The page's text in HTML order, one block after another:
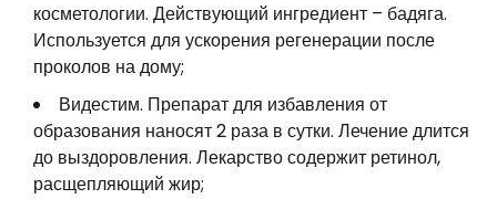
косметологии. Действующий ингредиент – бадяга.
Используется для ускорения регенерации после
проколов на дому;
Видестим. Препарат для избавления от
образования наносят 2 раза в сутки. Лечение длится
до выздоровления. Лекарство содержит ретинол,
расщепляющий жир;